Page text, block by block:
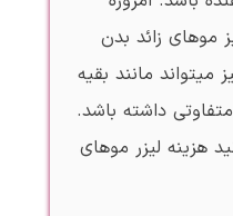
موهای زائد بدن
مانند بقیه
داشته باشد.
هزینه لیزر موهای